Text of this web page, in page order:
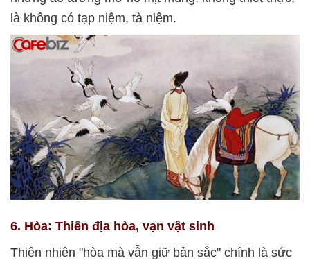
là không có tạp niệm, tà niệm.
6. Hòa: Thiên địa hòa, vạn vật sinh
Thiên nhiên "hòa mà vẫn giữ bản sắc" chính là sức